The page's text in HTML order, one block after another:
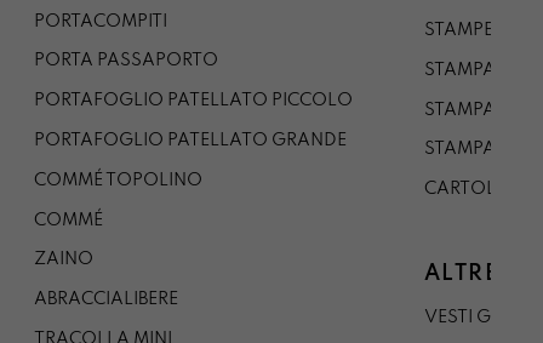
PORTACOMPITI
PORTA PASSAPORTO
PORTAFOGLIO PATELLATO PICCOLO
PORTAFOGLIO PATELLATO GRANDE
COMMÉ TOPOLINO
COMMÉ
ZAINO
ABRACCIALIBERE
TRACOLLA MINI
STAMPE A5
STAMPA A3
STAMPA A1
STAMPA A0
CARTOLINA
ALTRE
VESTI